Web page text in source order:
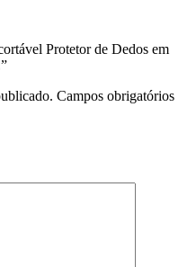
Protetor de Dedos em
Campos obrigatórios